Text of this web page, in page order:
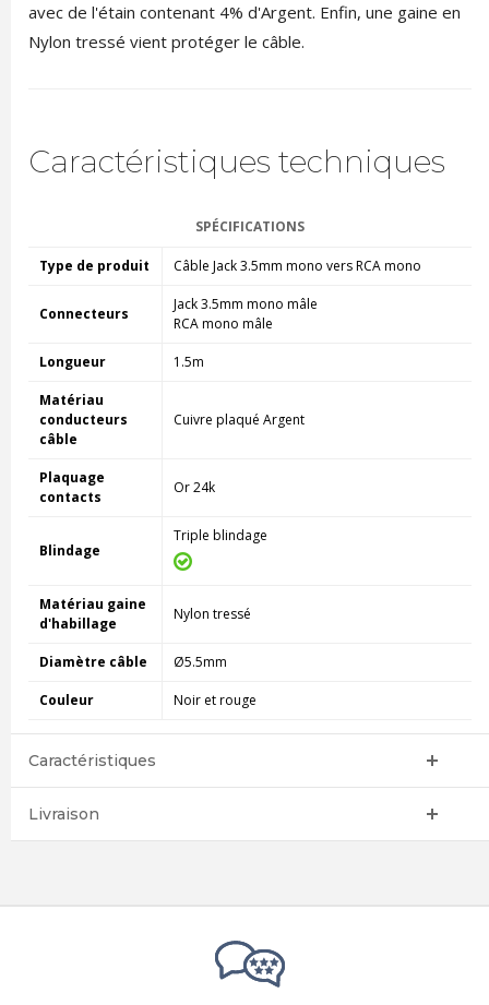
avec de l'étain contenant 4% d'Argent. Enfin, une gaine en
Nylon tressé vient protéger le câble.
Caractéristiques techniques
SPÉCIFICATIONS
Type de produit Câble Jack 3.5mm mono vers RCA mono
Connecteurs
Jack 3.5mm mono mâle
RCA mono mâle
Longueur 1.5m
Matériau
conducteurs
câble
Cuivre plaqué Argent
Plaquage
contacts
Or 24k
Blindage
Triple blindage
Matériau gaine
d'habillage
Nylon tressé
Diamètre câble Ø5.5mm
Couleur Noir et rouge
Caractéristiques
Livraison